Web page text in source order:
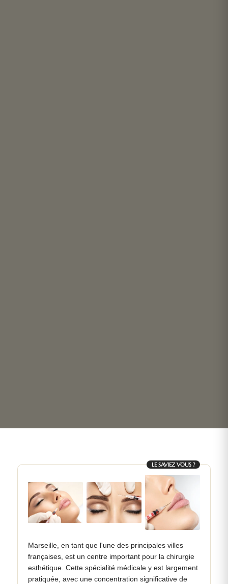
LE SAVIEZ VOUS ?
Marseille, en tant que l'une des principales villes
françaises, est un centre important pour la chirurgie
esthétique. Cette spécialité médicale y est largement
pratiquée, avec une concentration significative de